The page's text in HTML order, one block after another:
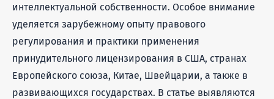
интеллектуальной собственности. Особое внимание
уделяется зарубежному опыту правового
регулирования и практики применения
принудительного лицензирования в США, странах
Европейского союза, Китае, Швейцарии, а также в
развивающихся государствах. В статье выявляются